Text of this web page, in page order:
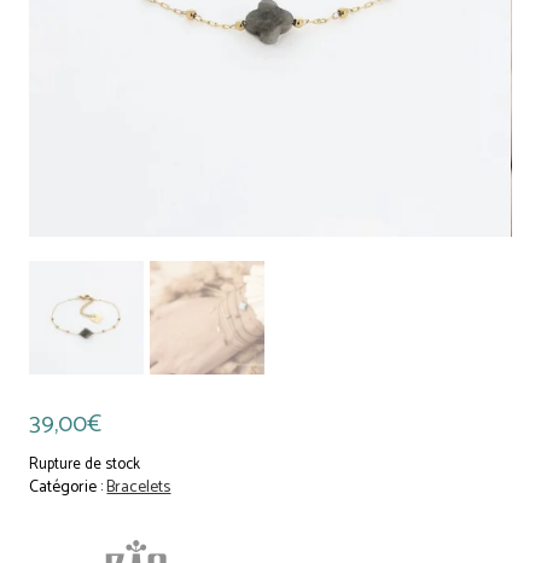
39,00€
Rupture de stock
Catégorie :Bracelets